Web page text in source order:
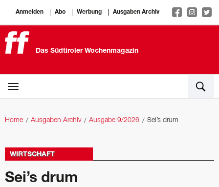
Anmelden Abo Werbung Ausgaben Archiv
Das Südtiroler Wochenmagazin
Home Ausgaben Archiv Ausgabe 9/2026 Sei’s drum
WIRTSCHAFT
Sei’s drum